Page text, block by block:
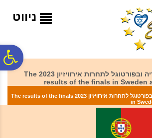
המרכזי
ניווט
תוצאות הגמרים בשבדיה ובפורטוגל לתחרות אירוויזיון 2023 The
results of the finals in Sweden
תוצאות הגמרים בשבדיה ובפורטוגל לתחרות אירוויזיון 2023 The results of the finals
in